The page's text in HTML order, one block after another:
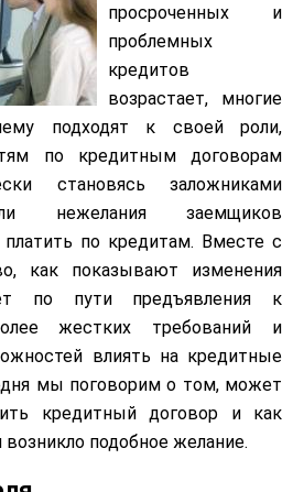
просроченных и
проблемных
кредитов
возрастает, многие
подходят к своей роли,
по кредитным договорам
становясь заложниками
нежелания заемщиков
по кредитам. Вместе с
как показывают изменения
по пути предъявления к
жестких требований и
влиять на кредитные
мы поговорим о том, может
кредитный договор и как
подобное желание.